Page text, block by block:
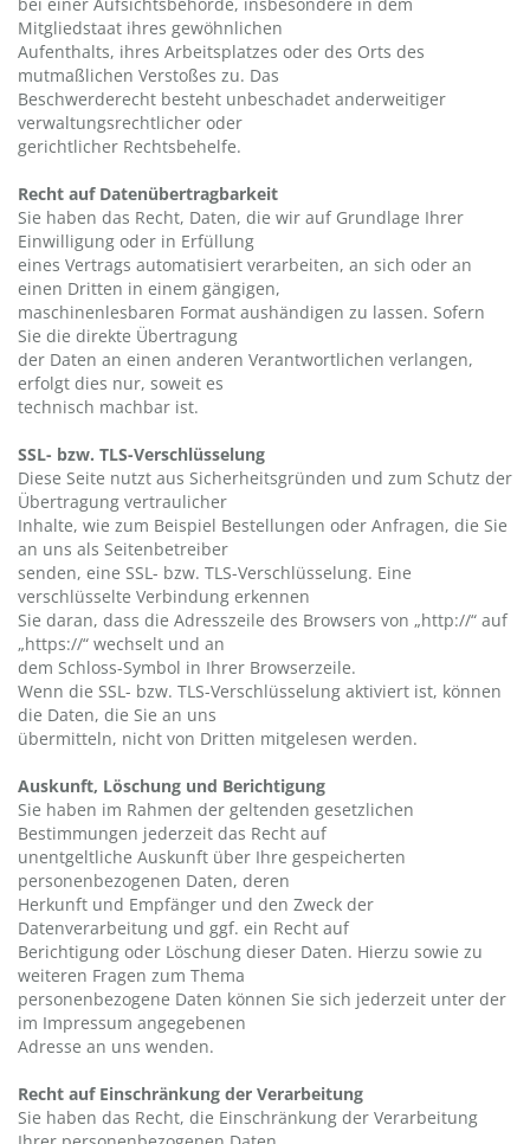
Mitgliedstaat ihres gewöhnlichen
Aufenthalts, ihres Arbeitsplatzes oder des Orts des
mutmaßlichen Verstoßes zu. Das
Beschwerderecht besteht unbeschadet anderweitiger
verwaltungsrechtlicher oder
gerichtlicher Rechtsbehelfe.
Recht auf Datenübertragbarkeit
Sie haben das Recht, Daten, die wir auf Grundlage Ihrer
Einwilligung oder in Erfüllung
eines Vertrags automatisiert verarbeiten, an sich oder an
einen Dritten in einem gängigen,
maschinenlesbaren Format aushändigen zu lassen. Sofern
Sie die direkte Übertragung
der Daten an einen anderen Verantwortlichen verlangen,
erfolgt dies nur, soweit es
technisch machbar ist.
SSL- bzw. TLS-Verschlüsselung
Diese Seite nutzt aus Sicherheitsgründen und zum Schutz der
Übertragung vertraulicher
Inhalte, wie zum Beispiel Bestellungen oder Anfragen, die Sie
an uns als Seitenbetreiber
senden, eine SSL- bzw. TLS-Verschlüsselung. Eine
verschlüsselte Verbindung erkennen
Sie daran, dass die Adresszeile des Browsers von „http://“ auf
„https://“ wechselt und an
dem Schloss-Symbol in Ihrer Browserzeile.
Wenn die SSL- bzw. TLS-Verschlüsselung aktiviert ist, können
die Daten, die Sie an uns
übermitteln, nicht von Dritten mitgelesen werden.
Auskunft, Löschung und Berichtigung
Sie haben im Rahmen der geltenden gesetzlichen
Bestimmungen jederzeit das Recht auf
unentgeltliche Auskunft über Ihre gespeicherten
personenbezogenen Daten, deren
Herkunft und Empfänger und den Zweck der
Datenverarbeitung und ggf. ein Recht auf
Berichtigung oder Löschung dieser Daten. Hierzu sowie zu
weiteren Fragen zum Thema
personenbezogene Daten können Sie sich jederzeit unter der
im Impressum angegebenen
Adresse an uns wenden.
Recht auf Einschränkung der Verarbeitung
Sie haben das Recht, die Einschränkung der Verarbeitung